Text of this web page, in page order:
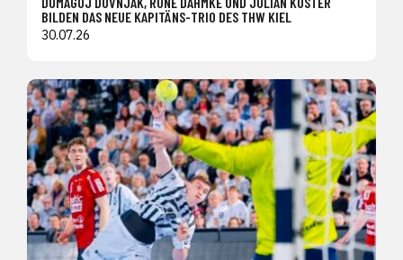
BILDEN DAS NEUE KAPITÄNS-TRIO DES THW KIEL
30.07.26